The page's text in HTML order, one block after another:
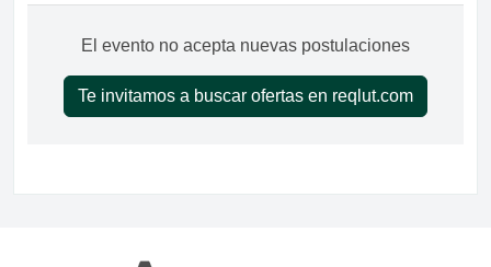
El evento no acepta nuevas postulaciones
Te invitamos a buscar ofertas en reqlut.com